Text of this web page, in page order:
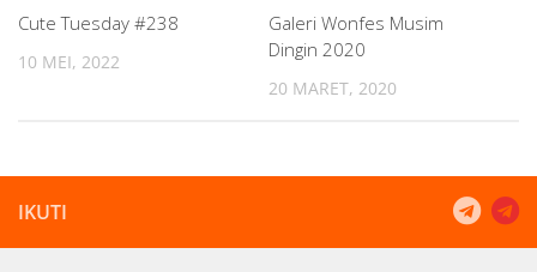
Cute Tuesday #238
10 MEI, 2022
Galeri Wonfes Musim
Dingin 2020
20 MARET, 2020
IKUTI